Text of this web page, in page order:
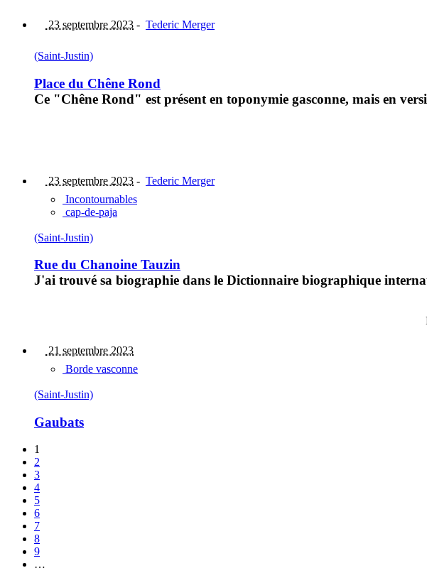
23 septembre 2023 - Tederic Merger
(Saint-Justin)
Place du Chêne Rond
Ce "Chêne Rond" est présent en toponymie gasconne, mais en
23 septembre 2023 - Tederic Merger
Incontournables
cap-de-paja
(Saint-Justin)
Rue du Chanoine Tauzin
J'ai trouvé sa biographie dans le Dictionnaire biographique
21 septembre 2023
Borde vasconne
(Saint-Justin)
Gaubats
1
2
3
4
5
6
7
8
9
…